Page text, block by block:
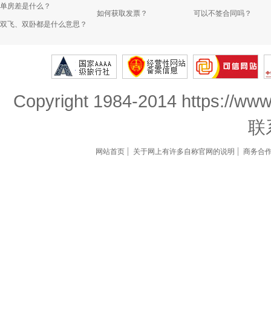
单房差是什么？
双飞、双卧都是什么意思？
如何获取发票？ 可以不签合同吗？
Copyright 1984-2014 https://
联
网站首页 关于网上有许多自称官网的说明 商务合